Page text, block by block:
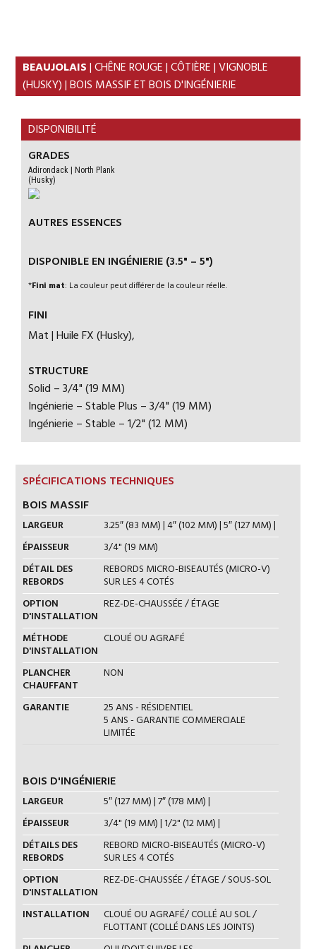
navigation
BEAUJOLAIS| CHÊNE ROUGE | CÔTIÈRE | VIGNOBLE
(HUSKY) | BOIS MASSIF ET BOIS D'INGÉNIERIE
DISPONIBILITÉ
GRADES
Adirondack | North Plank
(Husky)
AUTRES ESSENCES
DISPONIBLE EN INGÉNIERIE (3.5" – 5")
*Fini mat: La couleur peut différer de la couleur réelle.
FINI
Mat | Huile FX (Husky),
STRUCTURE
Solid – 3/4" (19 MM)
Ingénierie – Stable Plus – 3/4" (19 MM)
Ingénierie – Stable – 1/2" (12 MM)
SPÉCIFICATIONS TECHNIQUES
BOIS MASSIF
LARGEUR
3.25″ (83 MM) | 4″ (102 MM) | 5″ (127 MM) |
ÉPAISSEUR
3/4" (19 MM)
DÉTAIL DES
REBORDS
REBORDS MICRO-BISEAUTÉS (MICRO-V)
SUR LES 4 COTÉS
OPTION
D'INSTALLATION
REZ-DE-CHAUSSÉE / ÉTAGE
MÉTHODE
D'INSTALLATION
CLOUÉ OU AGRAFÉ
PLANCHER
CHAUFFANT
NON
GARANTIE 25 ANS - RÉSIDENTIEL
5 ANS - GARANTIE COMMERCIALE
LIMITÉE
BOIS D'INGÉNIERIE
LARGEUR
5″ (127 MM) | 7″ (178 MM) |
ÉPAISSEUR
3/4" (19 MM) | 1/2" (12 MM) |
DÉTAILS DES
REBORDS
REBORD MICRO-BISEAUTÉS (MICRO-V)
SUR LES 4 COTÉS
OPTION
D'INSTALLATION
REZ-DE-CHAUSSÉE / ÉTAGE / SOUS-SOL
INSTALLATION CLOUÉ OU AGRAFÉ/ COLLÉ AU SOL /
FLOTTANT (COLLÉ DANS LES JOINTS)